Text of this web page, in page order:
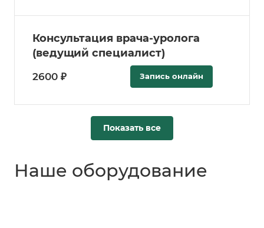
Консультация врача-уролога
(ведущий специалист)
2600 ₽ Запись онлайн
Показать все
Наше оборудование